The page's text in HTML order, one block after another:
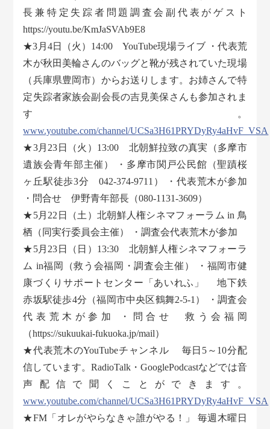
長兼特定失踪者問題調査会副代表がゲスト
https://youtu.be/KmJaSVAb9E8
★3月4日（火）14:00 YouTube現場ライブ ・代表荒
木が秋田美輪さんのバッグと靴が残されていた現場
（兵庫県豊岡市）からお送りします。お姉さんで特
定失踪者家族会副会長の吉見美保さんも参加されま
す。
www.youtube.com/channel/UCSa3H61PRYDyRy4aHvF_VSA
★3月23日（火）13:00 北朝鮮拉致の真実（多摩市
遺族会青年部主催） ・多摩市関戸公民館（聖蹟桜
ヶ丘駅徒歩3分 042-374-9711） ・代表荒木が参加
・問合せ 伊野青年部長（080-1131-3609）
★5月22日（土）北朝鮮人権シネマフォーラム in 鳥
栖（同実行委員会主催） ・調査会代表荒木が参加
★5月23日（日）13:30 北朝鮮人権シネマフォーラ
ム in福岡（救う会福岡・調査会主催） ・福岡市健
康づくりサポートセンター「あいれふ」 地下鉄
赤坂駅徒歩4分（福岡市中央区鶴舞2-5-1） ・調査会
代表荒木が参加 ・問合せ 救う会福岡
（https://sukuukai-fukuoka.jp/mail）
★代表荒木のYouTubeチャンネル 毎日5～10分配
信しています。RadioTalk・GooglePodcastなどでは音
声配信で聞くことができます。
www.youtube.com/channel/UCSa3H61PRYDyRy4aHvF_VSA
★FM「オレがやらなきゃ誰がやる！」 毎週木曜日